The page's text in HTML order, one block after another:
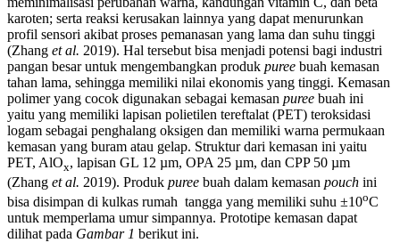
karoten; serta reaksi kerusakan lainnya yang dapat menurunkan
profil sensori akibat proses pemanasan yang lama dan suhu tinggi
(Zhang et al. 2019). Hal tersebut bisa menjadi potensi bagi industri
pangan besar untuk mengembangkan produk puree buah kemasan
tahan lama, sehingga memiliki nilai ekonomis yang tinggi. Kemasan
polimer yang cocok digunakan sebagai kemasan puree buah ini
yaitu yang memiliki lapisan polietilen tereftalat (PET) teroksidasi
logam sebagai penghalang oksigen dan memiliki warna permukaan
kemasan yang buram atau gelap. Struktur dari kemasan ini yaitu
PET, AlOx, lapisan GL 12 µm, OPA 25 µm, dan CPP 50 µm
(Zhang et al. 2019). Produk puree buah dalam kemasan pouch ini
bisa disimpan di kulkas rumah tangga yang memiliki suhu ±10oC
untuk memperlama umur simpannya. Prototipe kemasan dapat
dilihat pada Gambar 1 berikut ini.